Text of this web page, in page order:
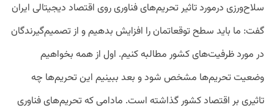
سلاح‌ورزی درمورد تاثیر تحریم‌های فناوری روی اقتصاد دیجیتالی ایران
گفت: ما باید سطح توقعاتمان را افزایش بدهیم و از تصمیم‌گیرندگان
در مورد ظرفیت‌های کشور مطالبه کنیم. اول از همه بخواهیم
وضعیت تحریم‌ها مشخص شود و بعد ببینیم این تحریم‌ها چه
تاثیری بر اقتصاد کشور گذاشته است. مادامی که تحریم‌های فناوری